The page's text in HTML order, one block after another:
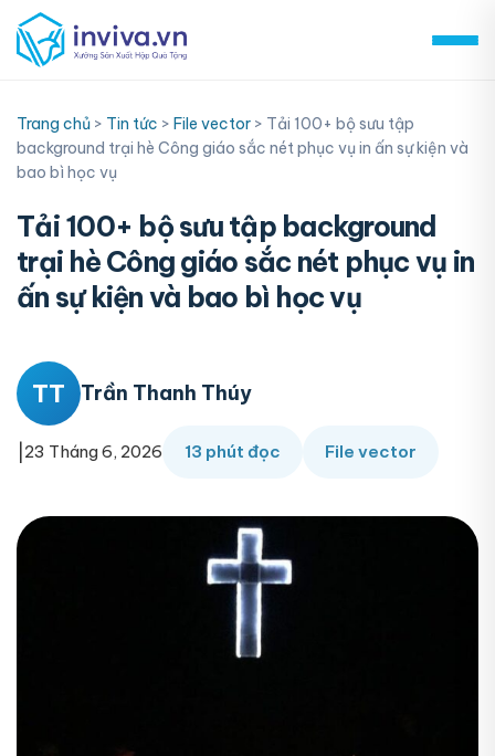
Skip
to
content
Trang chủ > Tin tức > File vector > Tải 100+ bộ sưu tập
background trại hè Công giáo sắc nét phục vụ in ấn sự kiện và
bao bì học vụ
Tải 100+ bộ sưu tập background
trại hè Công giáo sắc nét phục vụ in
ấn sự kiện và bao bì học vụ
TT Trần Thanh Thúy
23 Tháng 6, 2026 13 phút đọc File vector